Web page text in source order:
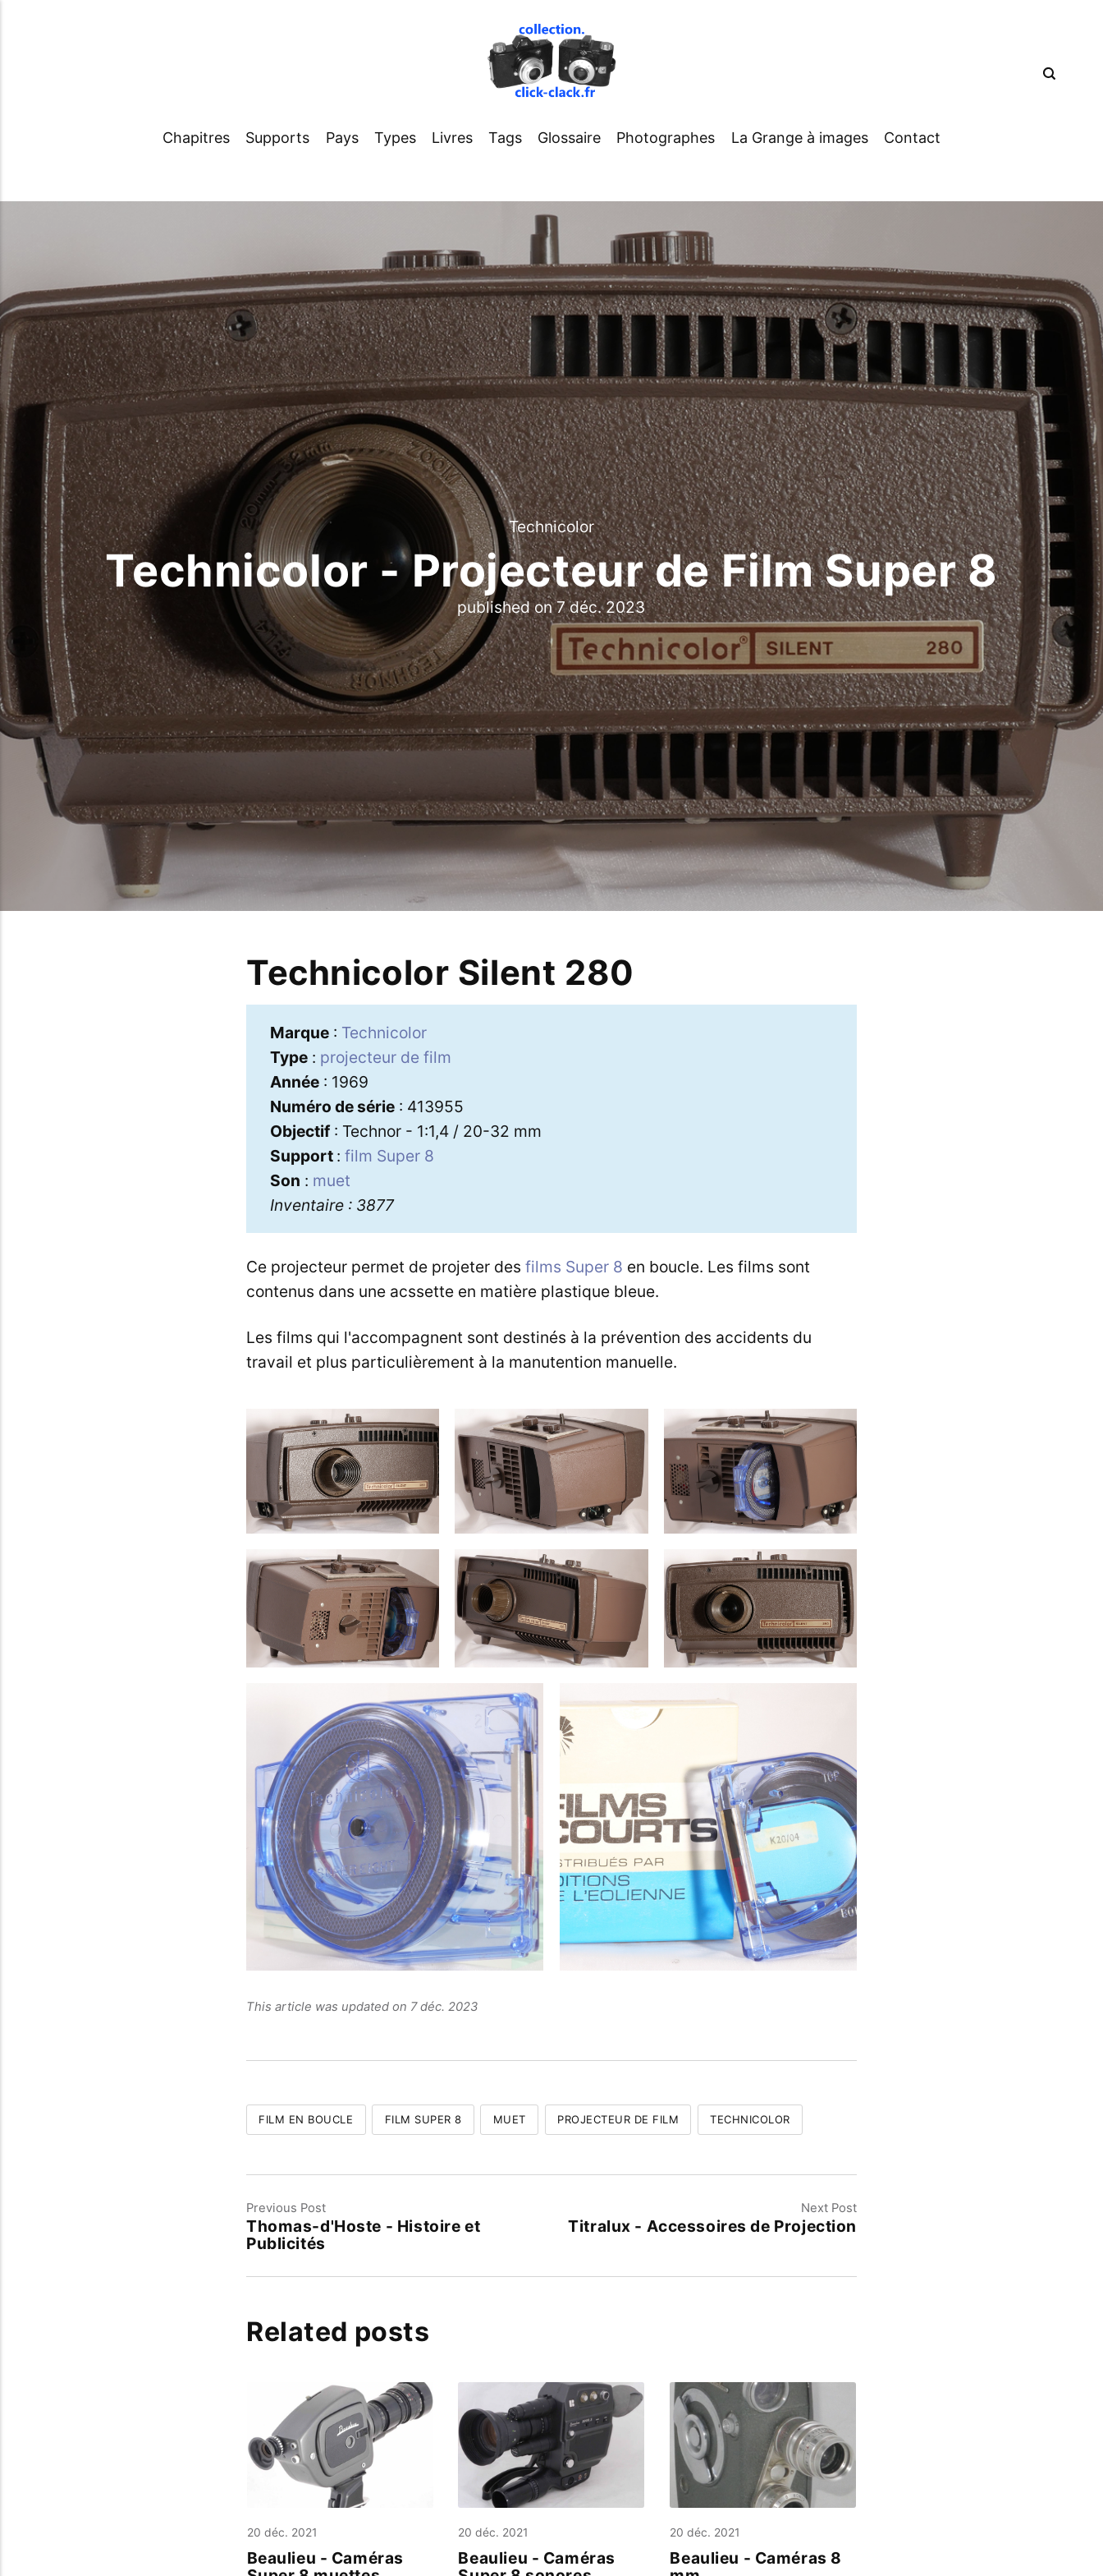
Chapitres Supports Pays Types Livres Tags Glossaire Photographes La Grange à images Contact
Technicolor
Technicolor - Projecteur de Film Super 8
published on7 déc. 2023
Technicolor Silent 280
Marque: Technicolor
Type: projecteur de film
Année: 1969
Numéro de série: 413955
Objectif: Technor - 1:1,4 / 20-32 mm
Support : film Super 8
Son : muet
Inventaire : 3877
Ce projecteur permet de projeter des films Super 8 en boucle. Les films sont
contenus dans une acssette en matière plastique bleue.
Les films qui l'accompagnent sont destinés à la prévention des accidents du
travail et plus particulièrement à la manutention manuelle.
This article was updated on 7 déc. 2023
FILM EN BOUCLE FILM SUPER 8 MUET PROJECTEUR DE FILM TECHNICOLOR
Previous Post
Thomas-d'Hoste - Histoire et
Publicités
Next Post
Titralux - Accessoires de Projection
Related posts
20 déc. 2021
Beaulieu - Caméras
20 déc. 2021
Beaulieu - Caméras
20 déc. 2021
Beaulieu - Caméras 8